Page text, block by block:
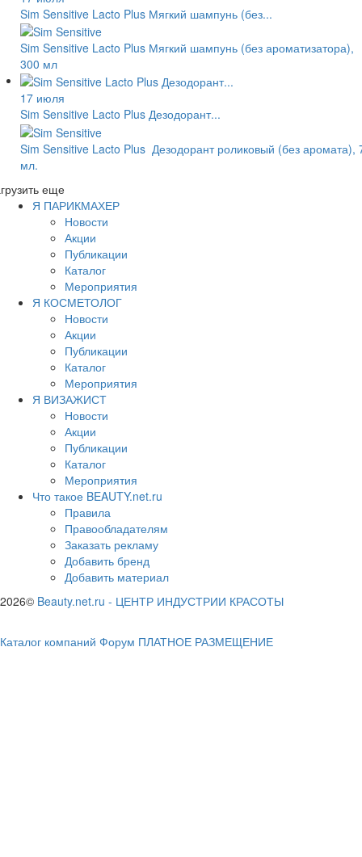
Sim Sensitive Lacto Plus Мягкий шампунь (без...
Sim Sensitive Lacto Plus Мягкий шампунь (без ароматизатора),
300 мл
17 июля
Sim Sensitive Lacto Plus Дезодорант...
Sim Sensitive Lacto Plus Дезодорант роликовый (без аромата),
мл.
еще
Я ПАРИКМАХЕР
Новости
Акции
Публикации
Каталог
Мероприятия
Я КОСМЕТОЛОГ
Новости
Акции
Публикации
Каталог
Мероприятия
Я ВИЗАЖИСТ
Новости
Акции
Публикации
Каталог
Мероприятия
Что такое BEAUTY.net.ru
Правила
Правообладателям
Заказать рекламу
Добавить бренд
Добавить материал
2026© Beauty.net.ru - ЦЕНТР ИНДУСТРИИ КРАСОТЫ
Каталог компаний Форум ПЛАТНОЕ РАЗМЕЩЕНИЕ